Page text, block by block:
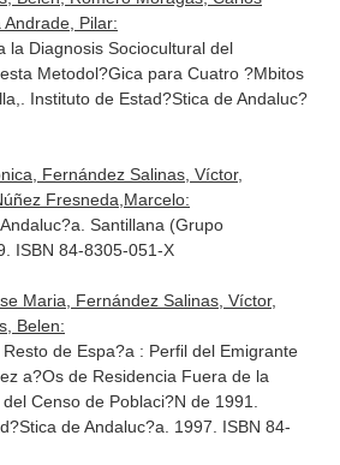
Pilar:
la Diagnosis Sociocultural del
Metodol?Gica para Cuatro ?Mbitos
Instituto de Estad?Stica de Andaluc?
Fernández Salinas, Víctor,
Fresneda,Marcelo:
Santillana (Grupo
ISBN 84-8305-051-X
Maria, Fernández Salinas, Víctor,
Belen:
de Espa?a : Perfil del Emigrante
a?Os de Residencia Fuera de la
Censo de Poblaci?N de 1991.
de Andaluc?a. 1997. ISBN 84-